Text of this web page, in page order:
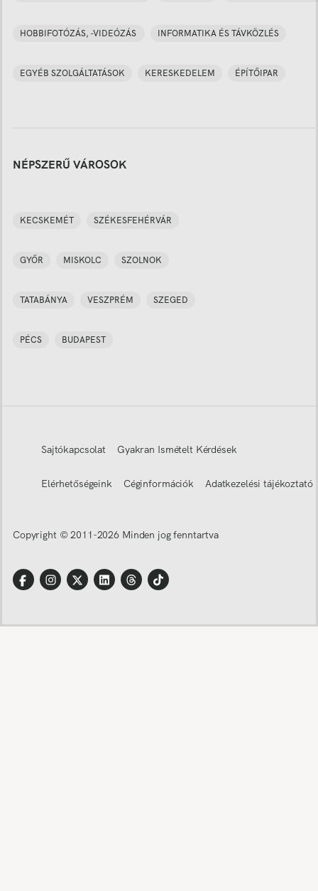
HOBBIFOTÓZÁS, -VIDEÓZÁS INFORMATIKA ÉS TÁVKÖZLÉS
EGYÉB SZOLGÁLTATÁSOK KERESKEDELEM ÉPÍTŐIPAR
NÉPSZERŰ VÁROSOK
KECSKEMÉT SZÉKESFEHÉRVÁR
GYŐR MISKOLC SZOLNOK
TATABÁNYA VESZPRÉM SZEGED
PÉCS BUDAPEST
Sajtókapcsolat Gyakran Ismételt Kérdések
Elérhetőségeink Céginformációk Adatkezelési tájékoztató
Copyright © 2011-2026 Minden jog fenntartva